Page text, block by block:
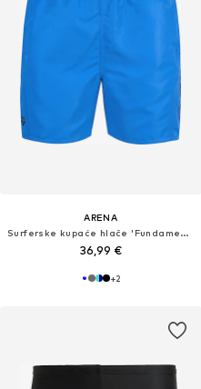
ARENA
Surferske kupaće hlače 'Fundamentals'
36,99 €
+2